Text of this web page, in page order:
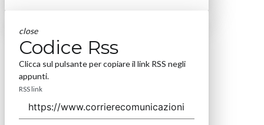
close
Codice Rss
Clicca sul pulsante per copiare il link RSS negli
appunti.
RSS link